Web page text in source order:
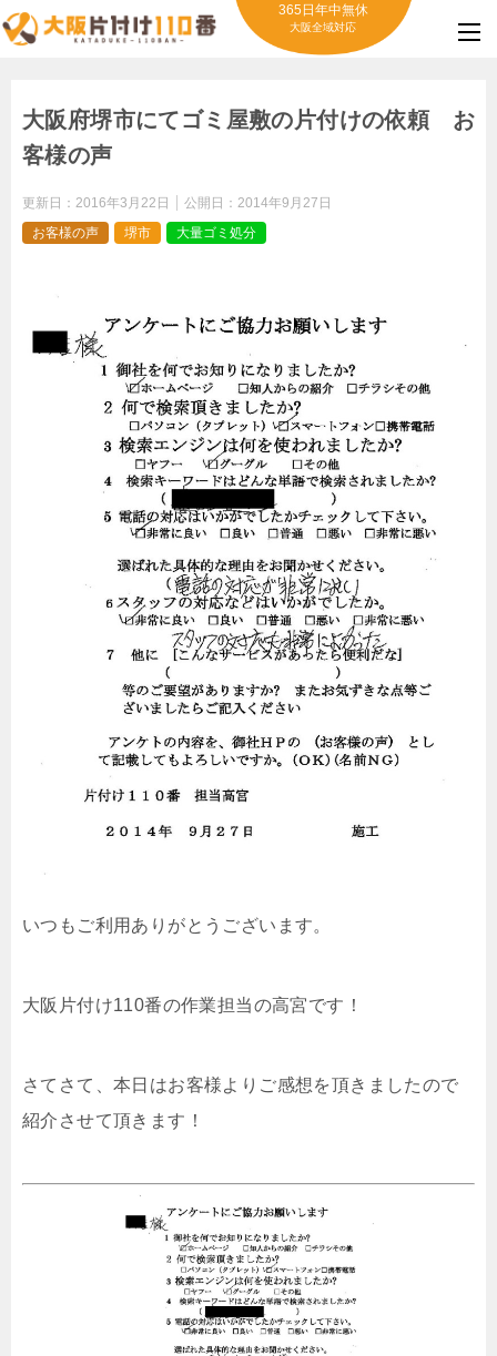
365日年中無休
大阪全域対応
大阪府堺市にてゴミ屋敷の片付けの依頼 お
客様の声
更新日： 2016年3月22日 公開日： 2014年9月27日
お客様の声
堺市 大量ゴミ処分
いつもご利用ありがとうございます。
大阪片付け110番の作業担当の高宮です！
さてさて、本日はお客様よりご感想を頂きましたので
紹介させて頂きます！